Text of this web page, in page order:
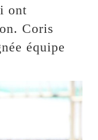
ont
Coris
équipe